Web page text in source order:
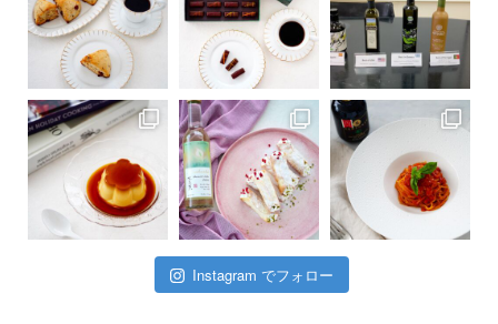
Instagram でフォロー